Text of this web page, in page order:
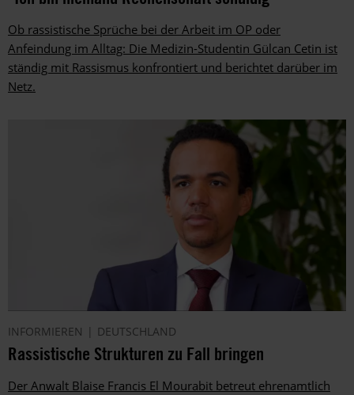
Ob rassistische Sprüche bei der Arbeit im OP oder
Anfeindung im Alltag: Die Medizin-Studentin Gülcan Cetin ist
ständig mit Rassismus konfrontiert und berichtet darüber im
Netz.
INFORMIEREN DEUTSCHLAND
Rassistische Strukturen zu Fall bringen
Der Anwalt Blaise Francis El Mourabit betreut ehrenamtlich